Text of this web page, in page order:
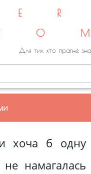
Для тих хто прагне
хоча б од­ну
на­магалась